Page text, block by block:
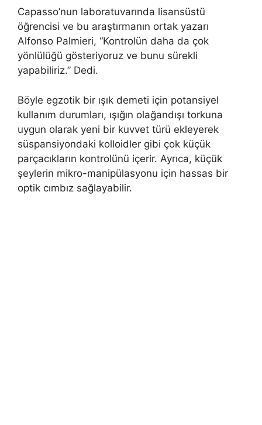
Capasso’nun laboratuvarında lisansüstü
öğrencisi ve bu araştırmanın ortak yazarı
Alfonso Palmieri, “Kontrolün daha da çok
yönlülüğü gösteriyoruz ve bunu sürekli
yapabiliriz.” Dedi.
Böyle egzotik bir ışık demeti için potansiyel
kullanım durumları, ışığın olağandışı torkuna
uygun olarak yeni bir kuvvet türü ekleyerek
süspansiyondaki kolloidler gibi çok küçük
parçacıkların kontrolünü içerir. Ayrıca, küçük
şeylerin mikro-manipülasyonu için hassas bir
optik cımbız sağlayabilir.